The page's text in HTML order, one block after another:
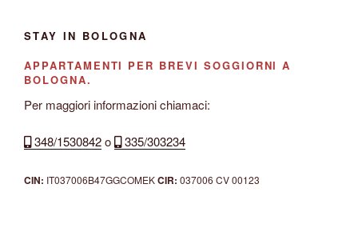
STAY IN BOLOGNA
APPARTAMENTI PER BREVI SOGGIORNI A
BOLOGNA.
Per maggiori informazioni chiamaci:
348/1530842o 335/303234
CIN: IT037006B47GGCOMEKCIR: 037006 CV 00123